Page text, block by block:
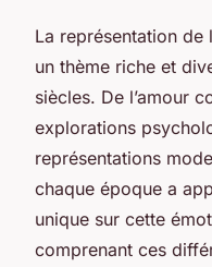
La représentation de
un thème riche et
siècles. De l’amour
explorations
représentations
chaque époque a
unique sur cette
comprenant ces